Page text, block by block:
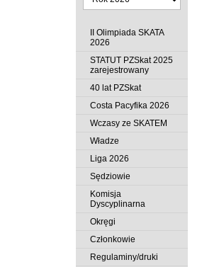
II Olimpiada SKATA
2026
STATUT PZSkat 2025
zarejestrowany
40 lat PZSkat
Costa Pacyfika 2026
Wczasy ze SKATEM
Władze
Liga 2026
Sędziowie
Komisja
Dyscyplinarna
Okręgi
Członkowie
Regulaminy/druki